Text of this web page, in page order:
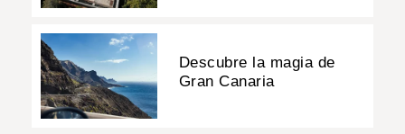
Descubre la magia de
Gran Canaria